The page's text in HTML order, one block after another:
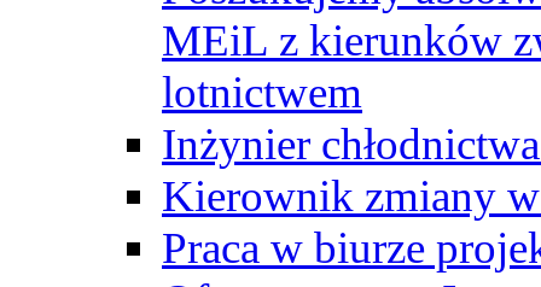
MEiL z kierunków
lotnictwem
Inżynier
Kierownik zmiany
Praca w biurze